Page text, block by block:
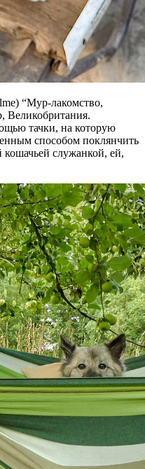
“Мур-лакомство,
тачки, на которую
способом поклянчить
кошачьей служанкой, ей,